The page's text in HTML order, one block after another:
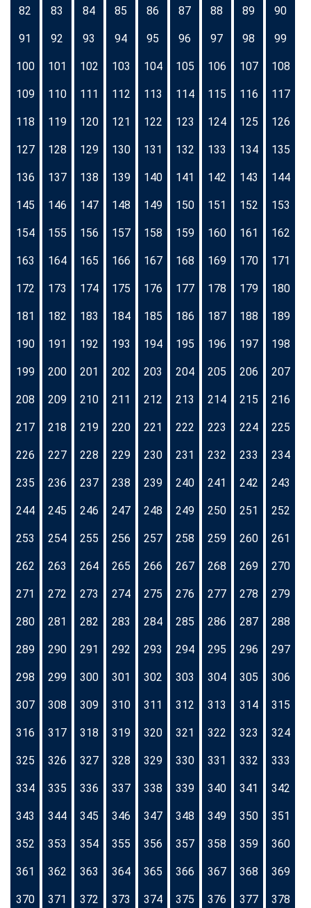
82 83 84 85 86 87 88 89 90
91 92 93 94 95 96 97 98 99
100 101 102 103 104 105 106 107 108
109 110 111 112 113 114 115 116 117
118 119 120 121 122 123 124 125 126
127 128 129 130 131 132 133 134 135
136 137 138 139 140 141 142 143 144
145 146 147 148 149 150 151 152 153
154 155 156 157 158 159 160 161 162
163 164 165 166 167 168 169 170 171
172 173 174 175 176 177 178 179 180
181 182 183 184 185 186 187 188 189
190 191 192 193 194 195 196 197 198
199 200 201 202 203 204 205 206 207
208 209 210 211 212 213 214 215 216
217 218 219 220 221 222 223 224 225
226 227 228 229 230 231 232 233 234
235 236 237 238 239 240 241 242 243
244 245 246 247 248 249 250 251 252
253 254 255 256 257 258 259 260 261
262 263 264 265 266 267 268 269 270
271 272 273 274 275 276 277 278 279
280 281 282 283 284 285 286 287 288
289 290 291 292 293 294 295 296 297
298 299 300 301 302 303 304 305 306
307 308 309 310 311 312 313 314 315
316 317 318 319 320 321 322 323 324
325 326 327 328 329 330 331 332 333
334 335 336 337 338 339 340 341 342
343 344 345 346 347 348 349 350 351
352 353 354 355 356 357 358 359 360
361 362 363 364 365 366 367 368 369
370 371 372 373 374 375 376 377 378